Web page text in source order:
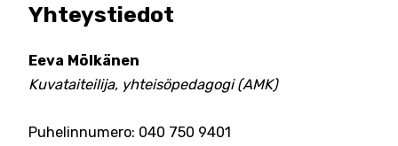
Yhteystiedot
Eeva Mölkänen
Kuvataiteilija, yhteisöpedagogi (AMK)
Puhelinnumero: 040 750 9401